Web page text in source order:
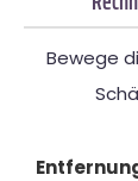
Bewege